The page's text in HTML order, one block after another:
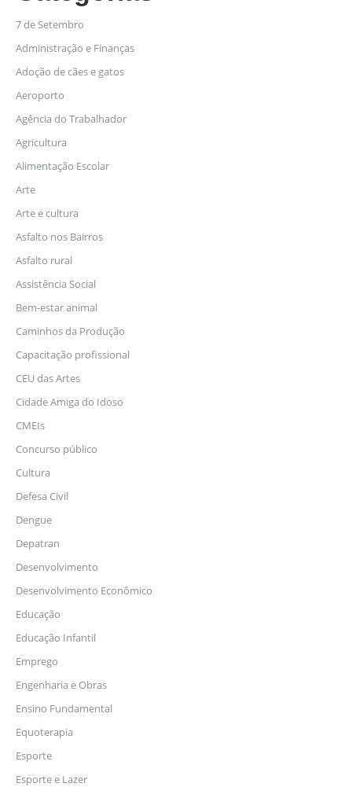
7 de Setembro
Administração e Finanças
Adoção de cães e gatos
Aeroporto
Agência do Trabalhador
Agricultura
Alimentação Escolar
Arte
Arte e cultura
Asfalto nos Bairros
Asfalto rural
Assistência Social
Bem-estar animal
Caminhos da Produção
Capacitação profissional
CEU das Artes
Cidade Amiga do Idoso
CMEIs
Concurso público
Cultura
Defesa Civil
Dengue
Depatran
Desenvolvimento
Desenvolvimento Econômico
Educação
Educação Infantil
Emprego
Engenharia e Obras
Ensino Fundamental
Equoterapia
Esporte
Esporte e Lazer